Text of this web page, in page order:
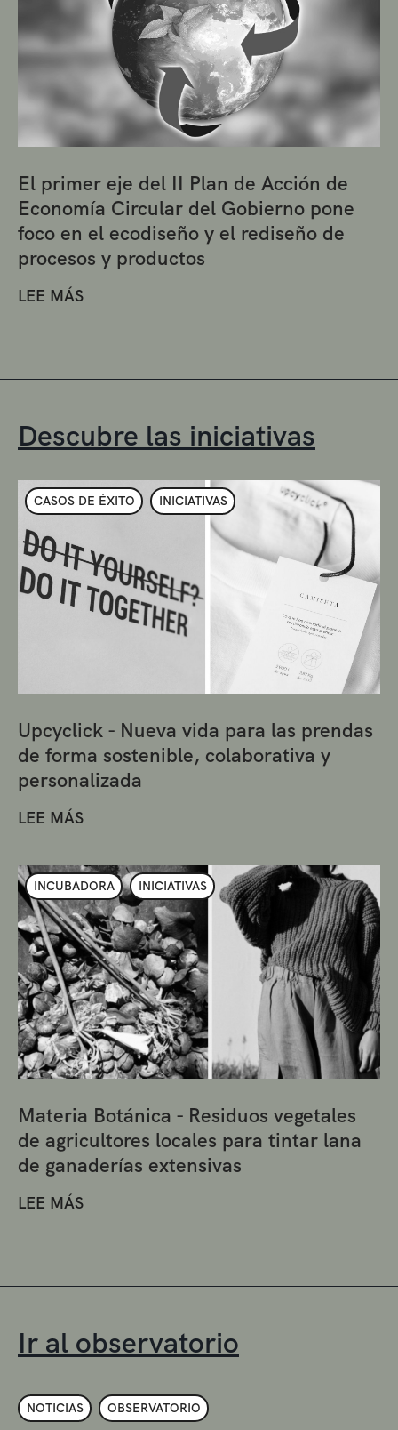
El primer eje del II Plan de Acción de
Economía Circular del Gobierno pone
foco en el ecodiseño y el rediseño de
procesos y productos
LEE MÁS
Descubre las iniciativas
CASOS DE ÉXITO INICIATIVAS
Upcyclick - Nueva vida para las prendas
de forma sostenible, colaborativa y
personalizada
LEE MÁS
INCUBADORA INICIATIVAS
Materia Botánica - Residuos vegetales
de agricultores locales para tintar lana
de ganaderías extensivas
LEE MÁS
Ir al observatorio
NOTICIAS OBSERVATORIO